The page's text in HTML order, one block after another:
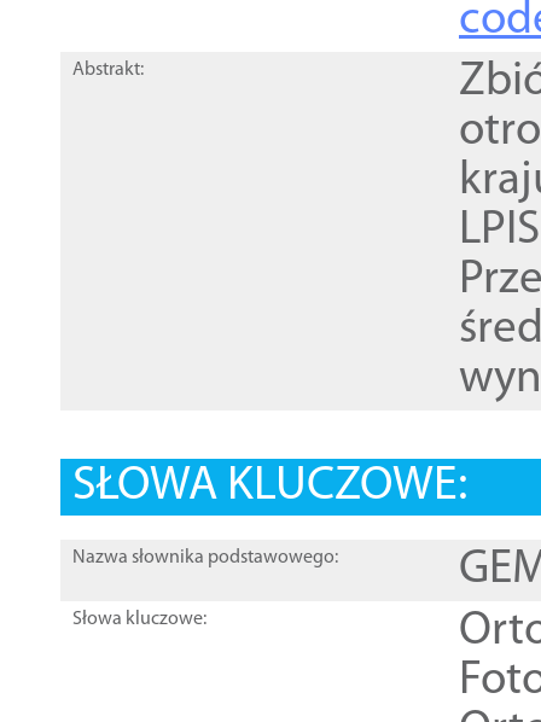
Abstrakt:
SŁOWA KLUCZOWE:
Nazwa słownika podstawowego:
Słowa kluczowe: